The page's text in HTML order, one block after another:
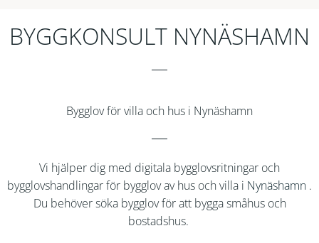
BYGGKONSULT NYNÄSHAMN
Bygglov för villa och hus i Nynäshamn
Vi hjälper dig med digitala bygglovsritningar och
bygglovshandlingar för bygglov av hus och villa i Nynäshamn .
Du behöver söka bygglov för att bygga småhus och
bostadshus.